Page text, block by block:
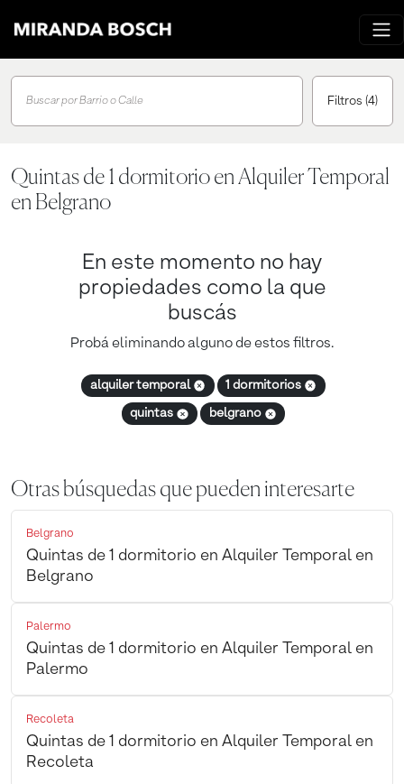
Buscar por Barrio o Calle Filtros (4)
Quintas de 1 dormitorio en Alquiler Temporal
en Belgrano
En este momento no hay
propiedades como la que
buscás
Probá eliminando alguno de estos filtros.
alquiler temporal 1 dormitorios
quintas belgrano
Otras búsquedas que pueden interesarte
Belgrano
Quintas de 1 dormitorio en Alquiler Temporal en
Belgrano
Palermo
Quintas de 1 dormitorio en Alquiler Temporal en
Palermo
Recoleta
Quintas de 1 dormitorio en Alquiler Temporal en
Recoleta